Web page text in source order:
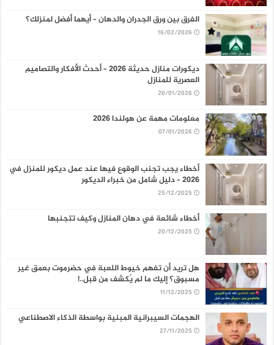
الفرق بين ورق الجدران والدهان – أيهما أفضل لمنزلك؟
16/02/2026
ديكورات منازل حديثة 2026 – أحدث الأفكار والتصاميم
العصرية للمنازل
20/01/2026
معلومات مهمة عن هولندا 2026
07/01/2026
أخطاء يجب تجنب الوقوع فيها عند عمل ديكور للمنزل في
2026 – دليل شامل من خبراء الديكور
25/12/2025
أخطاء شائعة في دهان المنازل وكيف تتجنبها
20/12/2025
هل تريد أن تفهم خيوط اللعبة في حضرموت بعمق غير
مسبوق؟ إليك ما لم يُكشف من قبل..!
11/12/2025
الهجمات السيبرانية المبنية بواسطة الذكاء الاصطناعي
27/11/2025